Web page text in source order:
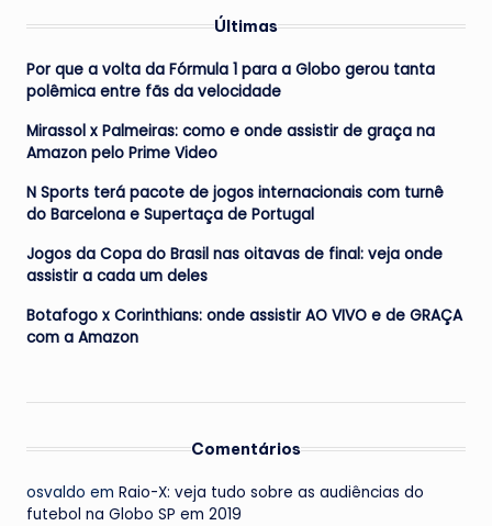
Últimas
Por que a volta da Fórmula 1 para a Globo gerou tanta
polêmica entre fãs da velocidade
Mirassol x Palmeiras: como e onde assistir de graça na
Amazon pelo Prime Video
N Sports terá pacote de jogos internacionais com turnê
do Barcelona e Supertaça de Portugal
Jogos da Copa do Brasil nas oitavas de final: veja onde
assistir a cada um deles
Botafogo x Corinthians: onde assistir AO VIVO e de GRAÇA
com a Amazon
Comentários
osvaldo em Raio-X: veja tudo sobre as audiências do
futebol na Globo SP em 2019